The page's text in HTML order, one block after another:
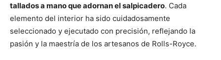
tallados a mano que adornan el salpicadero. Cada
elemento del interior ha sido cuidadosamente
seleccionado y ejecutado con precisión, reflejando la
pasión y la maestría de los artesanos de Rolls-Royce.